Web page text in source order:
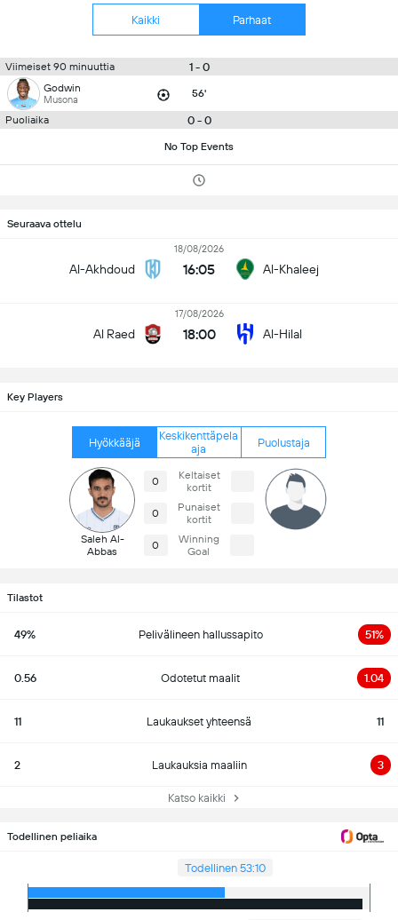
Kaikki Parhaat
Viimeiset 90 minuuttia 1 - 0
Godwin
Musona 56'
Puoliaika 0 - 0
No Top Events
Seuraava ottelu
Al-Akhdoud
18/08/2026
16:05 Al-Khaleej
Al Raed
17/08/2026
18:00 Al-Hilal
Key Players
Hyökkääjä
Keskikenttäpela
aja
Puolustaja
Saleh Al-
Abbas
0
Keltaiset
kortit
0
Punaiset
kortit
0
Winning
Goal
Tilastot
49% Pelivälineen hallussapito 51%
0.56 Odotetut maalit 1.04
11 Laukaukset yhteensä 11
2 Laukauksia maaliin 3
Katso kaikki
Todellinen peliaika
Todellinen 53:10